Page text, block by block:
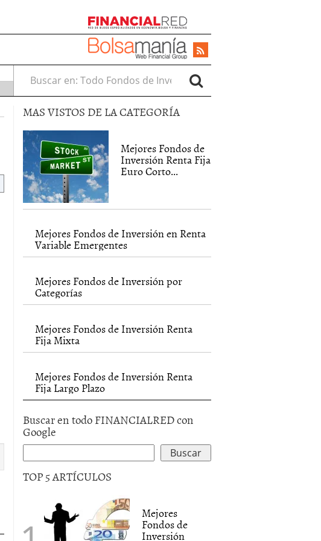
Buscar en:
MAS VISTOS DE LA CATEGORÍA
Mejores Fondos de
Inversión Renta Fija
Euro Corto...
Mejores Fondos de Inversión en Renta
Variable Emergentes
Mejores Fondos de Inversión por
Categorías
Mejores Fondos de Inversión Renta
Fija Mixta
Mejores Fondos de Inversión Renta
Fija Largo Plazo
Buscar en todo FINANCIALRED con
Google
TOP 5 ARTÍCULOS
Mejores
Fondos de
Inversión